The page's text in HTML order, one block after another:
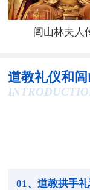
闾山林夫人
道教礼仪和
01 、道教拱手